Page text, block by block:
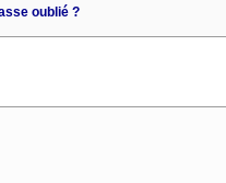
oublié ?